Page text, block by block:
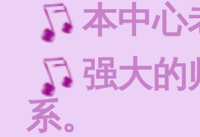
本中心
强大的
系。